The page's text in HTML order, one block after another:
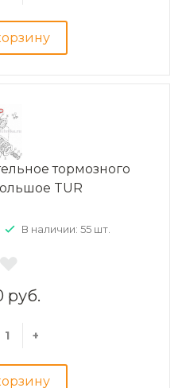
тормозного
TUR
В наличии: 55 шт.
руб.
+